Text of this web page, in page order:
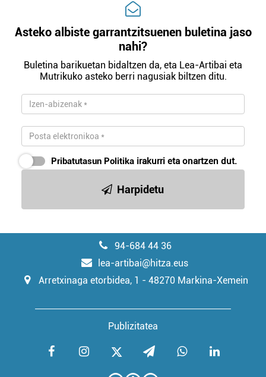
Asteko albiste garrantzitsuenen buletina jaso
nahi?
Buletina barikuetan bidaltzen da, eta Lea-Artibai eta
Mutrikuko asteko berri nagusiak biltzen ditu.
Pribatutasun Politika irakurri eta onartzen dut.
Harpidetu
94-684 44 36
lea-artibai@hitza.eus
Arretxinaga etorbidea, 1 - 48270 Markina-Xemein
Publizitatea